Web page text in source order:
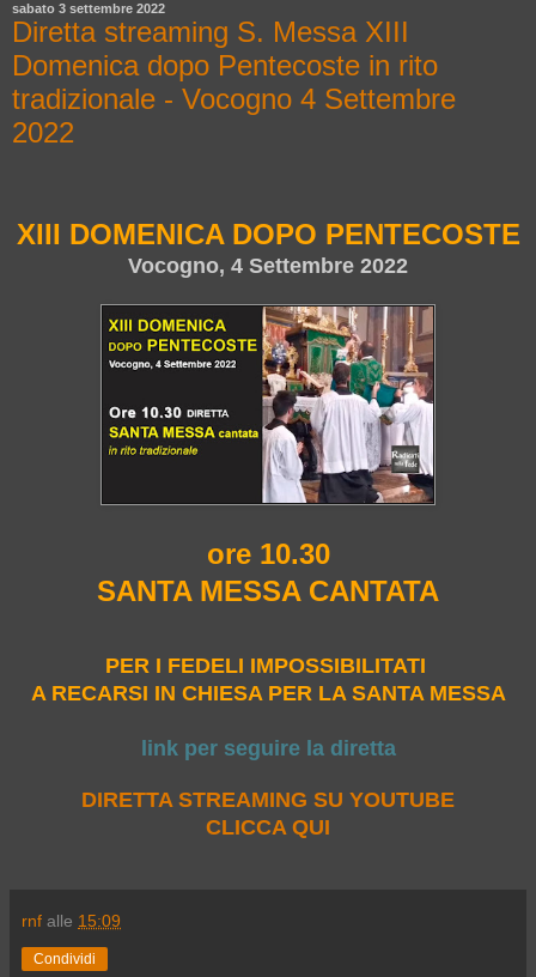
sabato 3 settembre 2022
Diretta streaming S. Messa XIII
Domenica dopo Pentecoste in rito
tradizionale - Vocogno 4 Settembre
2022
XIII DOMENICA DOPO PENTECOSTE
Vocogno, 4 Settembre 2022
ore 10.30
SANTA MESSA CANTATA
PER I FEDELI IMPOSSIBILITATI
A RECARSI IN CHIESA PER LA SANTA MESSA
link per seguire la diretta
DIRETTA STREAMING SU YOUTUBE
CLICCA QUI
rnf alle 15:09
Condividi